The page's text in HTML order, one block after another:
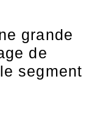
grande
de
segment